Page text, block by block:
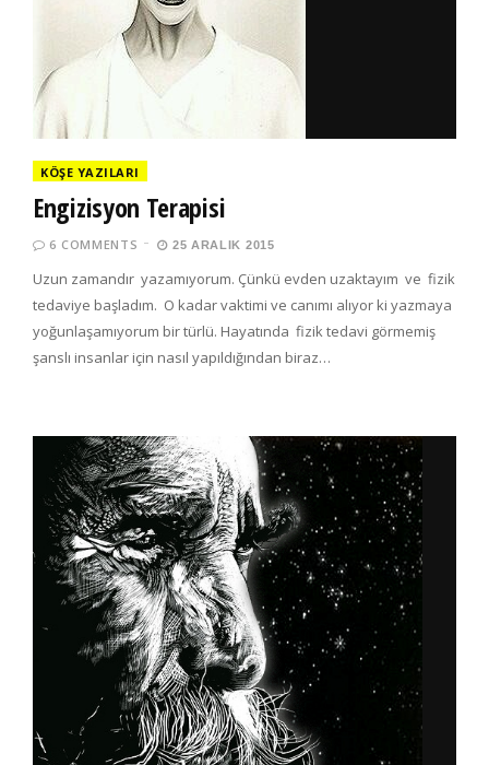
KÖŞE YAZILARI
Engizisyon Terapisi
6 COMMENTS 25 ARALIK 2015
Uzun zamandır yazamıyorum. Çünkü evden uzaktayım ve fizik
tedaviye başladım. O kadar vaktimi ve canımı alıyor ki yazmaya
yoğunlaşamıyorum bir türlü. Hayatında fizik tedavi görmemiş
şanslı insanlar için nasıl yapıldığından biraz…